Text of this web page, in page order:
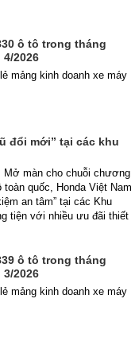
ô tô trong tháng
4/2026
mảng kinh doanh xe máy
đổi mới” tại các khu
Mở màn cho chuỗi chương
quốc, Honda Việt Nam
an tâm” tại các Khu
tiện với nhiều ưu đãi thiết
ô tô trong tháng
3/2026
mảng kinh doanh xe máy